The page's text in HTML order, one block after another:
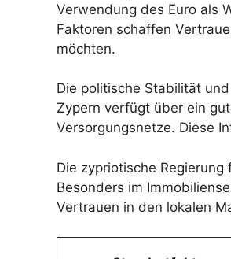
Verwendung des Euro als
Faktoren schaffen
möchten.
Die politische Stabilität
Zypern verfügt über ein
Versorgungsnetze. Diese
Die zypriotische
Besonders im
Vertrauen in den lokalen